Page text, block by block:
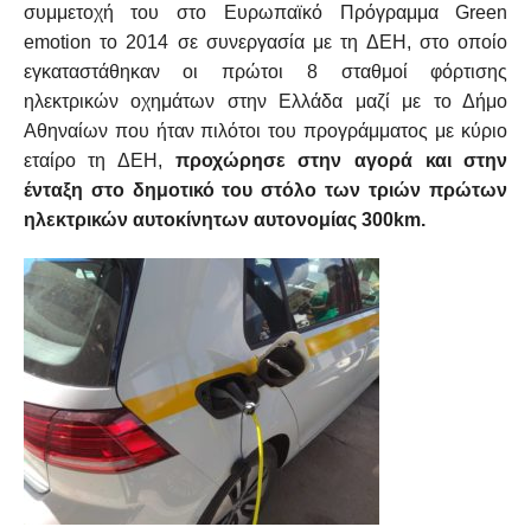
συμμετοχή του στο Ευρωπαϊκό Πρόγραμμα Green
emotion το 2014 σε συνεργασία με τη ΔΕΗ, στο οποίο
εγκαταστάθηκαν οι πρώτοι 8 σταθμοί φόρτισης
ηλεκτρικών οχημάτων στην Ελλάδα μαζί με το Δήμο
Αθηναίων που ήταν πιλότοι του προγράμματος με κύριο
εταίρο τη ΔΕΗ, προχώρησε στην αγορά και στην
ένταξη στο δημοτικό του στόλο των τριών πρώτων
ηλεκτρικών αυτοκίνητων αυτονομίας 300km.